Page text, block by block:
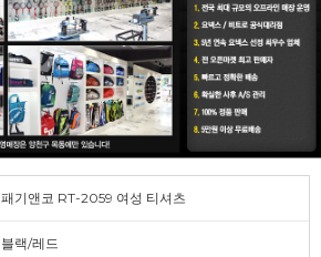
패기앤코 RT-2059 여성 티셔츠
블랙/레드